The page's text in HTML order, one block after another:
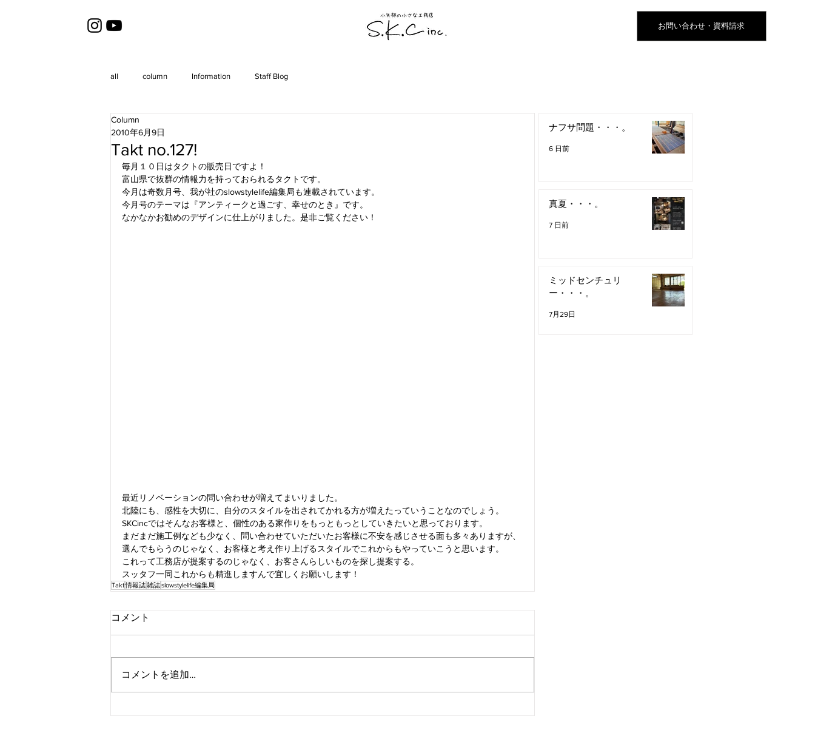
お問い合わせ・資料請求
all column Information Staff Blog
Takt no.127!
Column
2010年6月9日
毎月１０日はタクトの販売日ですよ！
富山県で抜群の情報力を持っておられるタクトです。
今月は奇数月号、我が社のslowstylelife編集局も連載されています。
今月号のテーマは『アンティークと過ごす、幸せのとき』です。
なかなかお勧めのデザインに仕上がりました。是非ご覧ください！
最近リノベーションの問い合わせが増えてまいりました。
北陸にも、感性を大切に、自分のスタイルを出されてかれる方が増えたっていうことなのでしょう。
SKCincではそんなお客様と、個性のある家作りをもっともっとしていきたいと思っております。
まだまだ施工例なども少なく、問い合わせていただいたお客様に不安を感じさせる面も多々ありますが、
選んでもらうのじゃなく、お客様と考え作り上げるスタイルでこれからもやっていこうと思います。
これって工務店が提案するのじゃなく、お客さんらしいものを探し提案する。
スッタフ一同これからも精進しますんで宜しくお願いします！
Takt情報誌雑誌slowstylelife編集局
コメント
コメントを追加…
ナフサ問題・・・。
6 日前
真夏・・・。
7 日前
ミッドセンチュリ
ー・・・。
7月29日